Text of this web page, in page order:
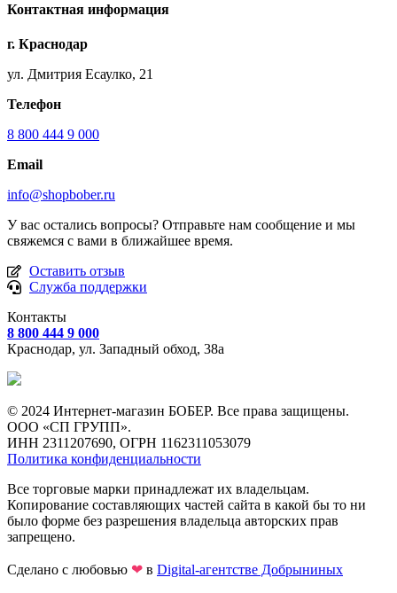
Контактная информация
г. Краснодар
ул. Дмитрия Есаулко, 21
Телефон
8 800 444 9 000
Email
info@shopbober.ru
У вас остались вопросы? Отправьте нам сообщение и мы
свяжемся с вами в ближайшее время.
Оставить отзыв
Служба поддержки
Контакты
8 800 444 9 000
Краснодар, ул. Западный обход, 38а
© 2024 Интернет-магазин БОБЕР. Все права защищены.
ООО «СП ГРУПП».
ИНН 2311207690, ОГРН 1162311053079
Политика конфиденциальности
Все торговые марки принадлежат их владельцам.
Копирование составляющих частей сайта в какой бы то ни
было форме без разрешения владельца авторских прав
запрещено.
Сделано с любовью ❤ в Digital-агентстве Добрыниных